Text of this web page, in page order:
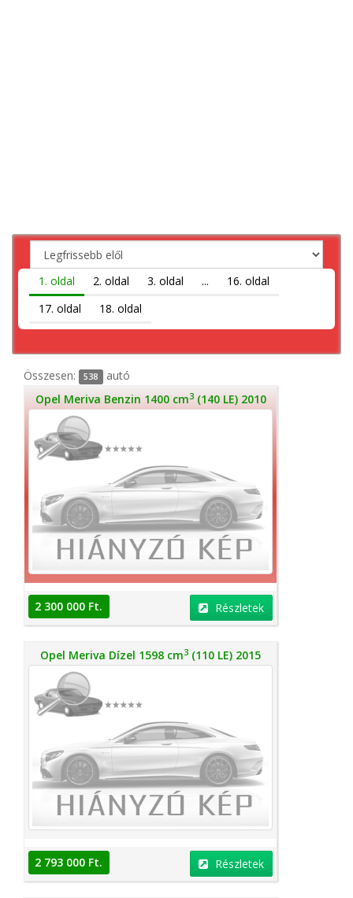
1. oldal 2. oldal 3. oldal ...
16. oldal
17. oldal
18. oldal
Összesen: 538 autó
Opel Meriva Benzin 1400 cm3(140 LE) 2010
2 300 000 Ft. Részletek
Opel Meriva Dízel 1598 cm3 (110 LE) 2015
2 793 000 Ft. Részletek